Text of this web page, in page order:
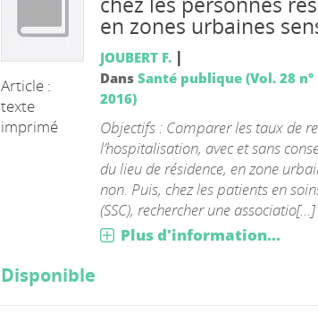
Article :
texte
imprimé
en zones urbaines
JOUBERT F. |
Dans Santé publique (Vol. 28
2016)
Objectifs : Comparer les taux de
l’hospitalisation, avec et sans
du lieu de résidence, en zone
non. Puis, chez les patients en
(SSC), rechercher une associatio[...]
Plus d'information...
Disponible